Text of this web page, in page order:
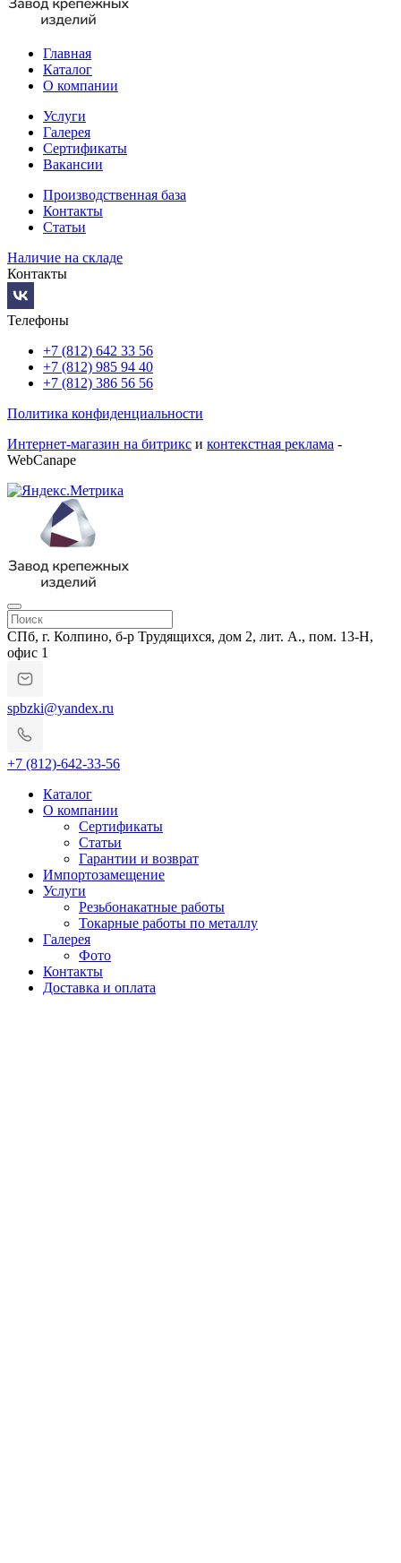
Главная
Каталог
О компании
Услуги
Галерея
Сертификаты
Вакансии
Производственная база
Контакты
Статьи
Наличие на складе
Контакты
Телефоны
+7 (812) 642 33 56
+7 (812) 985 94 40
+7 (812) 386 56 56
Политика конфиденциальности
Интернет-магазин на битрикс и контекстная реклама -
WebCanape
СПб, г. Колпино, б-р Трудящихся, дом 2, лит. А., пом. 13-Н,
офис 1
spbzki@yandex.ru
+7 (812)-642-33-56
Каталог
О компании
Сертификаты
Статьи
Гарантии и возврат
Импортозамещение
Услуги
Резьбонакатные работы
Токарные работы по металлу
Галерея
Фото
Контакты
Доставка и оплата